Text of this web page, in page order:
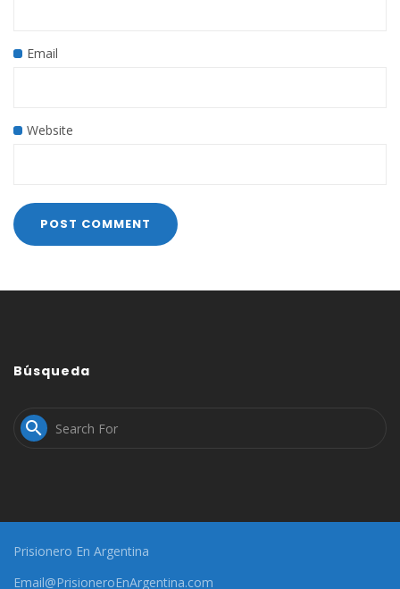
Email
Website
Búsqueda

Prisionero En Argentina
Email@PrisioneroEnArgentina.com